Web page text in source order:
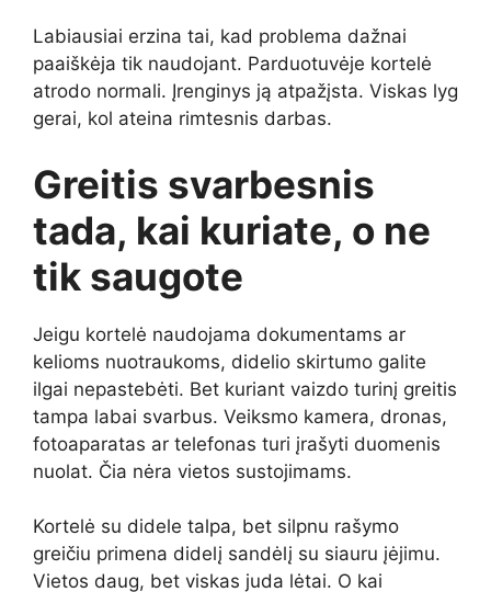
Labiausiai erzina tai, kad problema dažnai
paaiškėja tik naudojant. Parduotuvėje kortelė
atrodo normali. Įrenginys ją atpažįsta. Viskas lyg
gerai, kol ateina rimtesnis darbas.
Greitis svarbesnis
tada, kai kuriate, o ne
tik saugote
Jeigu kortelė naudojama dokumentams ar
kelioms nuotraukoms, didelio skirtumo galite
ilgai nepastebėti. Bet kuriant vaizdo turinį greitis
tampa labai svarbus. Veiksmo kamera, dronas,
fotoaparatas ar telefonas turi įrašyti duomenis
nuolat. Čia nėra vietos sustojimams.
Kortelė su didele talpa, bet silpnu rašymo
greičiu primena didelį sandėlį su siauru įėjimu.
Vietos daug, bet viskas juda lėtai. O kai